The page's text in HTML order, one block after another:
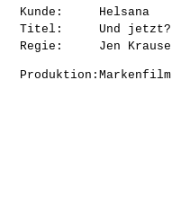
Kunde:
Helsana
Titel:
Und jetzt?
Regie:
Jen Krause
Produktion:Markenfilm